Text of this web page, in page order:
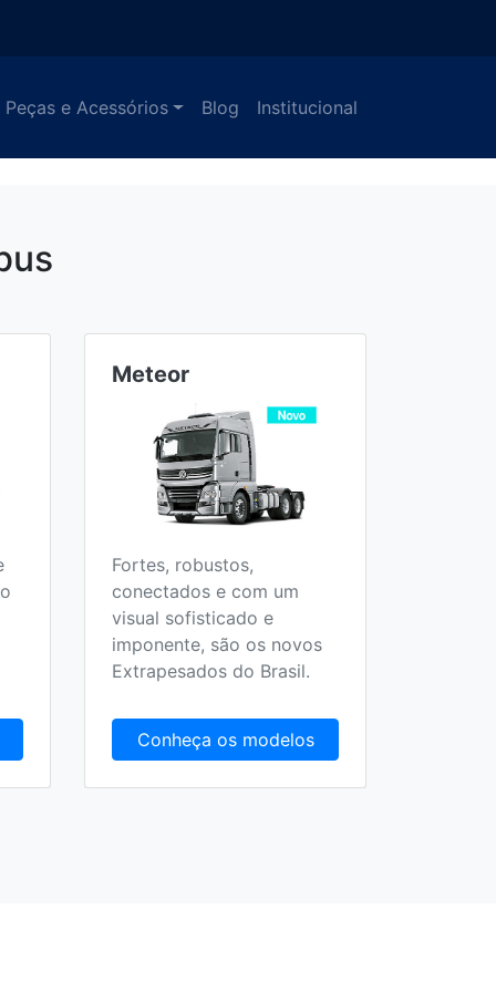
Peças e Acessórios Blog Institucional
Meteor
Fortes, robustos,
conectados e com um
visual sofisticado e
imponente, são os novos
Extrapesados do Brasil.
Conheça os modelos